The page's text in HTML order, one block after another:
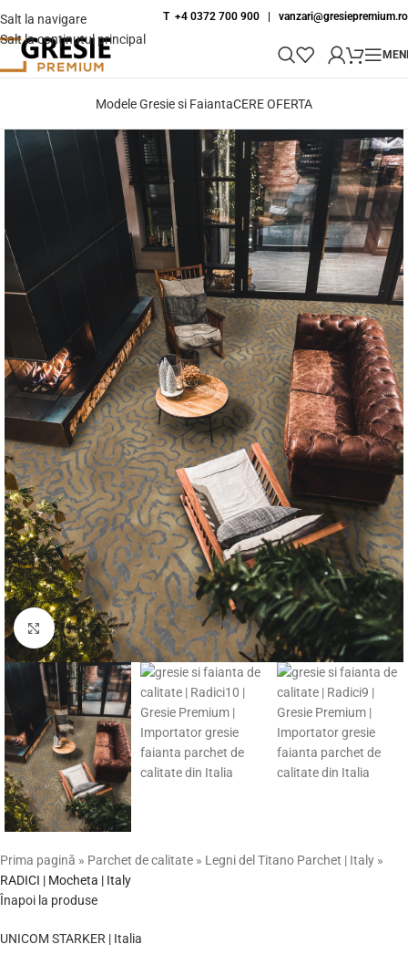
Salt la navigare
Salt la conținutul principal
T +4 0372 700 900 | vanzari@gresiepremium.ro
Modele Gresie si FaiantaCERE OFERTA
Fă clic pentru a mări
Prima pagină » Parchet de calitate » Legni del Titano Parchet | Italy »
RADICI | Mocheta | Italy
Înapoi la produse
UNICOM STARKER | Italia